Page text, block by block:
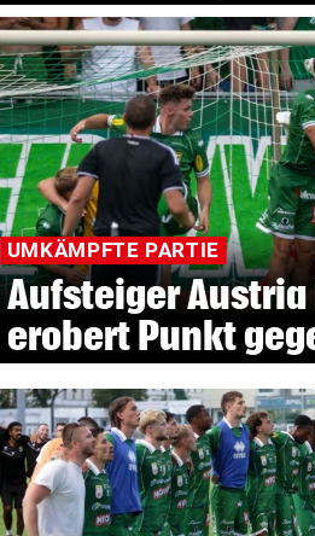
UMKÄMPFTE PARTIE
Aufsteiger
erobert Punkt